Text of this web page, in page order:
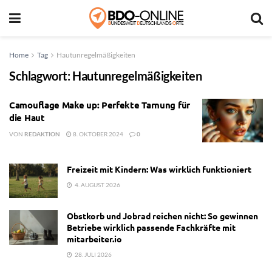
Home Tag Hautunregelmäßigkeiten
Schlagwort:Hautunregelmäßigkeiten
Camouflage Make up: Perfekte Tarnung für
die Haut
VON REDAKTION 8. OKTOBER 2024 0
Freizeit mit Kindern: Was wirklich funktioniert
4. AUGUST 2026
Obstkorb und Jobrad reichen nicht: So gewinnen
Betriebe wirklich passende Fachkräfte mit
mitarbeiter.io
28. JULI 2026